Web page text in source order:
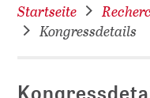
Startseite
Kongressdetails